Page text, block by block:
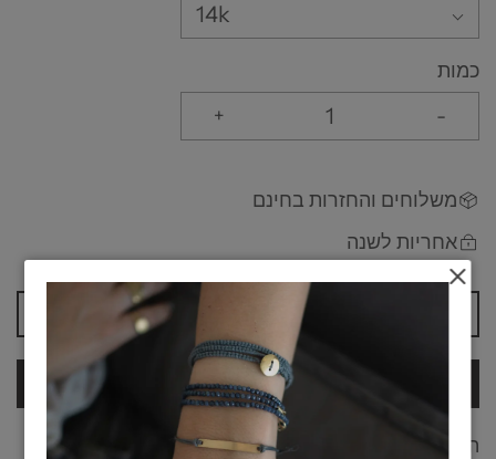
14k
כמות
-
+
משלוחים והחזרות בחינם
אחריות לשנה
הוספה לסל
לרכישה
התכשיטים שלי מיוצרים בעבודת יד וחומרים טבעיים